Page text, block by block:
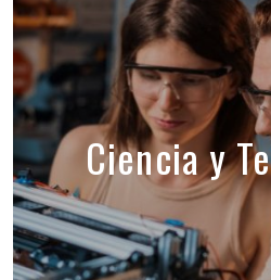
Ciencia y